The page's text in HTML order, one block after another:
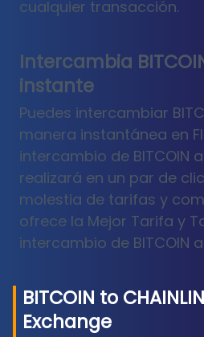
cualquier transacción.
Intercambia
instante
Puedes intercambiar
manera instantánea en
intercambio de BITCOIN a
realizará en un par de
molestia de tarifas y
ofrece la Mejor Tarifa y
intercambio de BITCOIN a
BITCOIN to
Exchange